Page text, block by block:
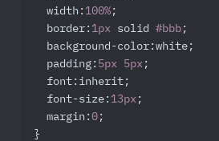
width : 100% ;
border : 1px solid #bbb ;
background-color :white;
padding : 5px 5px ;
font :inherit;
font-size : 13px ;
margin :0 ;
}